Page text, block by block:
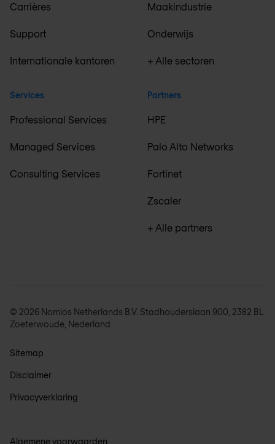
Carrières
Support
Internationale kantoren
Services
Professional Services
Managed Services
Consulting Services
Maakindustrie
Onderwijs
+ Alle sectoren
Partners
HPE
Palo Alto Networks
Fortinet
Zscaler
+ Alle partners
© 2026 Nomios Netherlands B.V. Stadhouderslaan 900, 2382 BL
Zoeterwoude, Nederland
Sitemap
Disclaimer
Privacyverklaring
Algemene voorwaarden